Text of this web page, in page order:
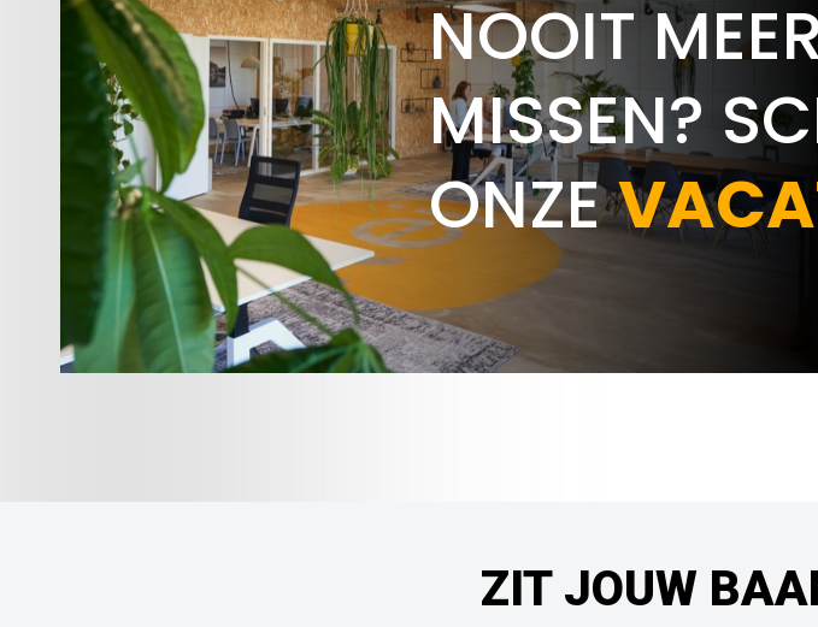
NOOIT
MISSEN?
ONZE
ZIT JOUW